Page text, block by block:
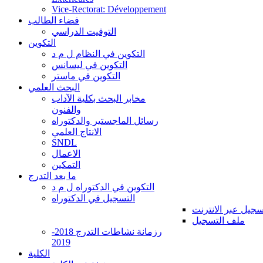
Vice-Rectorat: Développement
فضاء الطالب
التوقيت الدراسي
التكوين
التكوين في النظام ل م د
التكوين في ليسانس
التكوين في ماستر
البحث العلمي
مخابر البحث بكلية الآداب
والفنون
رسائل الماجستير والدكتوراه
الانتاج العلمي
SNDL
الاعمال
التمكين
ما بعد التدرج
التكوين في الدكتوراه ل م د
التسجيل في الدكتوراه
عبر الانترنت
ملف التسجيل
رزمانة نشاطات التدرج 2018-
2019
الكلية